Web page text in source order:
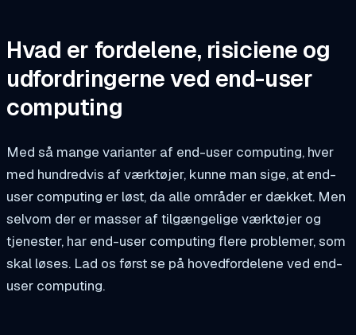
Hvad er fordelene, risiciene og
udfordringerne ved end-user
computing
Med så mange varianter af end-user computing, hver
med hundredvis af værktøjer, kunne man sige, at end-
user computing er løst, da alle områder er dækket. Men
selvom der er masser af tilgængelige værktøjer og
tjenester, har end-user computing flere problemer, som
skal løses. Lad os først se på hovedfordelene ved end-
user computing.